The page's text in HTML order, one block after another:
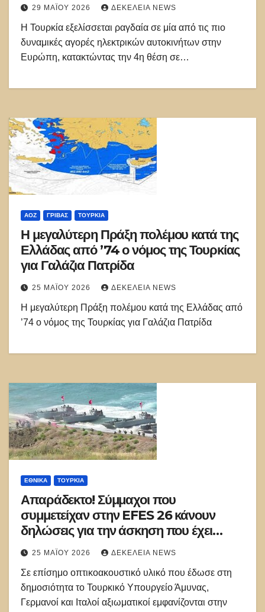
29 ΜΑΪ́ΟΥ 2026 ΔΕΚΈΛΕΙΑ NEWS
Η Τουρκία εξελίσσεται ραγδαία σε μία από τις πιο
δυναμικές αγορές ηλεκτρικών αυτοκινήτων στην
Ευρώπη, κατακτώντας την 4η θέση σε…
ΑΟΖ ΓΡΊΒΑΣ ΤΟΥΡΚΊΑ
Η μεγαλύτερη Πράξη πολέμου κατά της
Ελλάδας από ’74 ο νόμος της Τουρκίας
για Γαλάζια Πατρίδα
25 ΜΑΪ́ΟΥ 2026 ΔΕΚΈΛΕΙΑ NEWS
Η μεγαλύτερη Πράξη πολέμου κατά της Ελλάδας από
’74 ο νόμος της Τουρκίας για Γαλάζια Πατρίδα
ΕΘΝΙΚΑ ΤΟΥΡΚΊΑ
Απαράδεκτο! Σύμμαχοι που
συμμετείχαν στην EFES 26 κάνουν
δηλώσεις για την άσκηση που έχει
σενάριο κατάληψης ελληνικών νησιών
25 ΜΑΪ́ΟΥ 2026 ΔΕΚΈΛΕΙΑ NEWS
Σε επίσημο οπτικοακουστικό υλικό που έδωσε στη
δημοσιότητα το Τουρκικό Υπουργείο Άμυνας,
Γερμανοί και Ιταλοί αξιωματικοί εμφανίζονται στην